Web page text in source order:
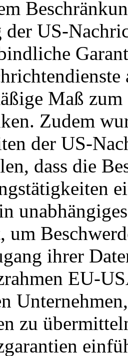
der US-
Maß
Zudem
der US-
dass die
um
ihrer
EU-
zu